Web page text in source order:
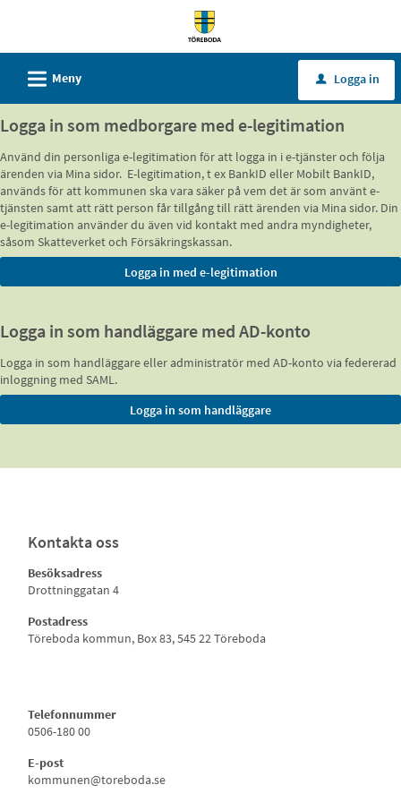
Töreboda
kommun
L Meny u Logga in
Logga in som medborgare med e-legitimation
Använd din personliga e-legitimation för att logga in i e-tjänster och följa
ärenden via Mina sidor. E-legitimation, t ex BankID eller Mobilt BankID,
används för att kommunen ska vara säker på vem det är som använt e-
tjänsten samt att rätt person får tillgång till rätt ärenden via Mina sidor. Din
e-legitimation använder du även vid kontakt med andra myndigheter,
såsom Skatteverket och Försäkringskassan.
Logga in som handläggare med AD-konto
Logga in som handläggare eller administratör med AD-konto via federerad
inloggning med SAML.
Kontakta oss
Besöksadress
Drottninggatan 4
Postadress
Töreboda kommun, Box 83, 545 22 Töreboda
Telefonnummer
0506-180 00
E-post
kommunen@toreboda.se